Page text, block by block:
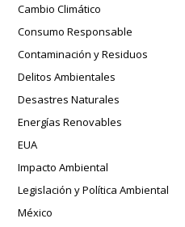
Cambio Climático
Consumo Responsable
Contaminación y Residuos
Delitos Ambientales
Desastres Naturales
Energías Renovables
EUA
Impacto Ambiental
Legislación y Política Ambiental
México